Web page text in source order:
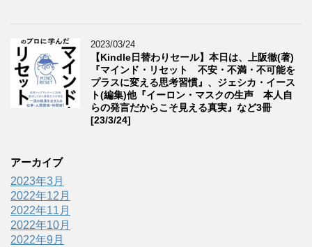
2023/03/24
【Kindle日替わりセール】本日は、上阪徹(著)
『マインド・リセット 不安・不満・不可能を
プラスに変える思考習慣』、ジェシカ・イース
ト(編集)他『イーロン・マスクの生声 本人自
らの発言だからこそ見える真実』など3冊
[23/3/24]
アーカイブ
2023年3月
2022年12月
2022年11月
2022年10月
2022年9月